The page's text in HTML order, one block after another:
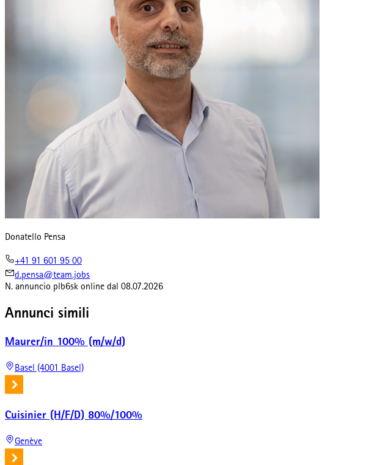
Donatello Pensa
+41 91 601 95 00
d.pensa@team.jobs
N. annuncio plb6sk online dal 08.07.2026
Annunci simili
Maurer/in 100% (m/w/d)
Basel (4001 Basel)
Cuisinier (H/F/D) 80%/100%
Genève